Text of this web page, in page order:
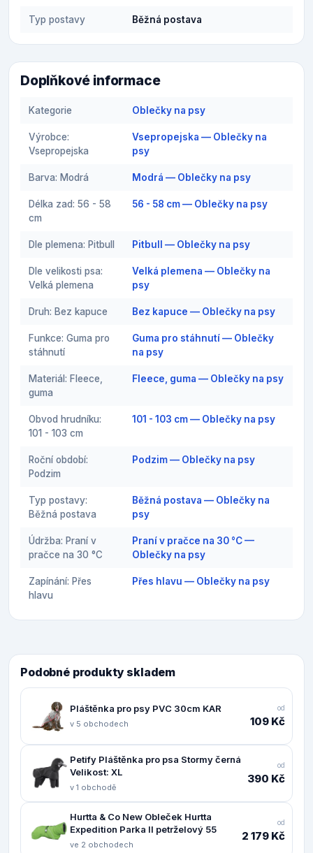
Typ postavy Běžná postava
Doplňkové informace
Kategorie Oblečky na psy
Výrobce:
Vsepropejska
Vsepropejska — Oblečky na
psy
Barva: Modrá Modrá — Oblečky na psy
Délka zad: 56 - 58
cm
56 - 58 cm — Oblečky na psy
Dle plemena: Pitbull Pitbull — Oblečky na psy
Dle velikosti psa:
Velká plemena
Velká plemena — Oblečky na
psy
Druh: Bez kapuce Bez kapuce — Oblečky na psy
Funkce: Guma pro
stáhnutí
Guma pro stáhnutí — Oblečky
na psy
Materiál: Fleece,
guma
Fleece, guma — Oblečky na psy
Obvod hrudníku:
101 - 103 cm
101 - 103 cm — Oblečky na psy
Roční období:
Podzim
Podzim — Oblečky na psy
Typ postavy:
Běžná postava
Běžná postava — Oblečky na
psy
Údržba: Praní v
pračce na 30 °C
Praní v pračce na 30 °C —
Oblečky na psy
Zapínání: Přes
hlavu
Přes hlavu — Oblečky na psy
Podobné produkty skladem
Pláštěnka pro psy PVC 30cm KAR
v 5 obchodech
od
109 Kč
Petify Pláštěnka pro psa Stormy černá
Velikost: XL
v 1 obchodě
od
390 Kč
Hurtta & Co New Obleček Hurtta
Expedition Parka II petrželový 55
ve 2 obchodech
od
2 179 Kč